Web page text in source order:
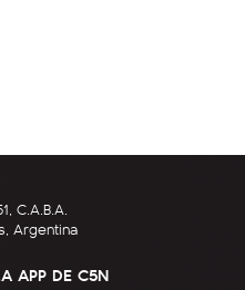
C.A.B.A.
Argentina
APP DE C5N